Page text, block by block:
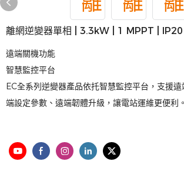
離網逆變器單相 | 3.3kW | 1 MPPT | IP20
遠端關機功能
智慧監控平台
EC全系列逆變器產品依托智慧監控平台，支援
端設定參數、遠端韌體升級，讓電站運維更便利。